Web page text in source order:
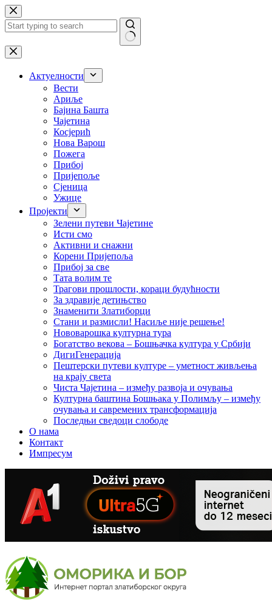
Skip
to
content
No
results
Актуелности
Вести
Ариље
Бајина Башта
Чајетина
Косјерић
Нова Варош
Пожега
Прибој
Пријепоље
Сјеница
Ужице
Пројекти
Зелени путеви Чајетине
Исти смо
Активни и снажни
Корени Пријепоља
Прибој за све
Тата волим те
Трагови прошлости, кораци будућности
За здравије детињство
Знаменити Златиборци
Стани и размисли! Насиље није решење!
Нововарошка културна тура
Богатство векова – Бошњачка култура у Србији
ДигиГенерација
Пештерски путеви културе – уметност живљења
на крају света
Чиста Чајетина – између развоја и очувања
Културна баштина Бошњака у Полимљу – између
очувања и савремених трансформација
Последњи сведоци слободе
О нама
Контакт
Импресум